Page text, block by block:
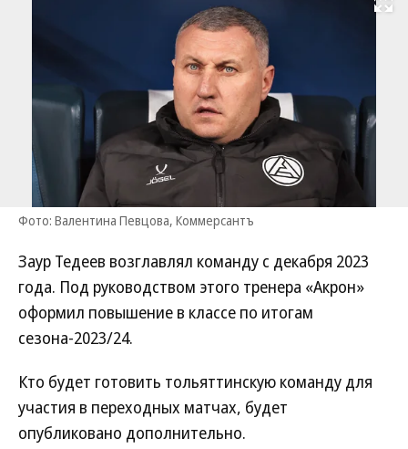
Развернуть
Фото: Валентина Певцова, Коммерсантъ
Заур Тедеев возглавлял команду с декабря 2023
года. Под руководством этого тренера «Акрон»
оформил повышение в классе по итогам
сезона-2023/24.
Кто будет готовить тольяттинскую команду для
участия в переходных матчах, будет
опубликовано дополнительно.